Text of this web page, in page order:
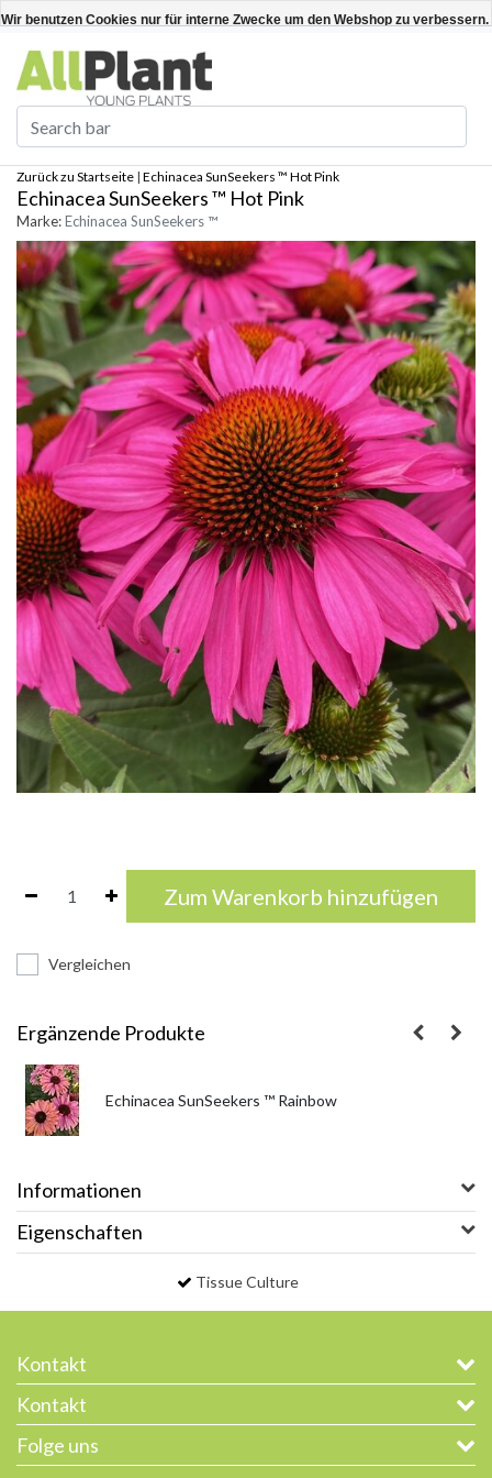
Kundenkonto anlegen / anmelden Deutsch
Zurück zu Startseite | Echinacea SunSeekers ™ Hot Pink
Echinacea SunSeekers ™ Hot Pink
Marke:Echinacea SunSeekers ™
Zum Warenkorb hinzufügen
Vergleichen
Ergänzende Produkte
Echinacea SunSeekers ™ Rainbow
Informationen
Eigenschaften
Tissue Culture
Kontakt
Kontakt
Folge uns
Wir benutzen Cookies nur für interne Zwecke um den Webshop zu